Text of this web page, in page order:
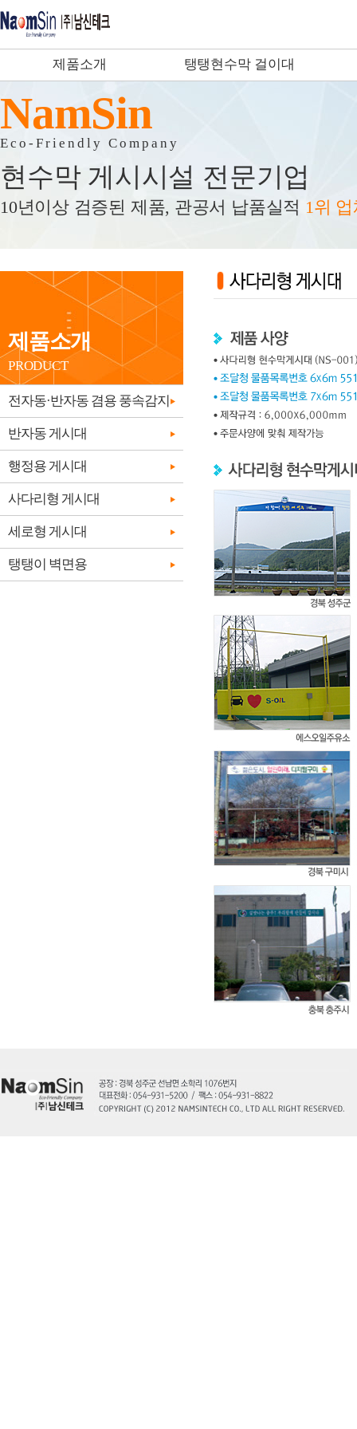
제품소개 탱탱현수막 걸이대
NamSin
Eco-Friendly Company
현수막 게시시설 전문기업
10년이상 검증된 제품, 관공서 납품실적 1위
제품소개
PRODUCT
전자동·반자동 겸용 풍속감지
반자동 게시대
행정용 게시대
사다리형 게시대
세로형 게시대
탱탱이 벽면용